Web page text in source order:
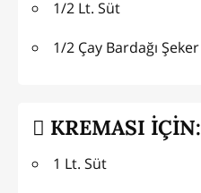
1/2 Lt. Süt
1/2 Çay Bardağı Şeker
KREMASI İÇİN:
1 Lt. Süt